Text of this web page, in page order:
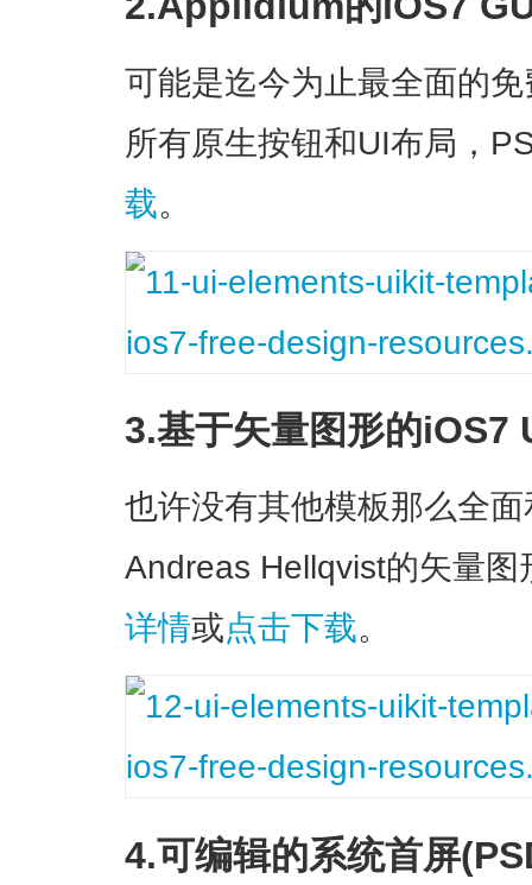
可能是迄今为止最全面的
所有原生按钮和UI布局，
载。
3.基于矢量图形的iOS7
也许没有其他模板那么全
Andreas Hellqvist的矢量
详情或点击下载。
4.可编辑的系统首屏